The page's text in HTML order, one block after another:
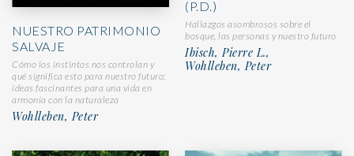
NUESTRO PATRIMONIO
SALVAJE
Cómo los instintos nos controlan y
qué significa esto para nuestro futuro;
ideas fascinantes para una vida en
armonía con la naturaleza
Wohlleben, Peter
(P.D.)
Hallazgos asombrosos sobre el
bosque, las personas y nuestro futuro
Ibisch, Pierre L.,
Wohlleben, Peter